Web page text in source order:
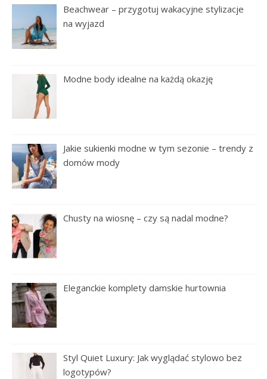
Beachwear – przygotuj wakacyjne stylizacje
na wyjazd
Modne body idealne na każdą okazję
Jakie sukienki modne w tym sezonie – trendy z
domów mody
Chusty na wiosnę – czy są nadal modne?
Eleganckie komplety damskie hurtownia
Styl Quiet Luxury: Jak wyglądać stylowo bez
logotypów?